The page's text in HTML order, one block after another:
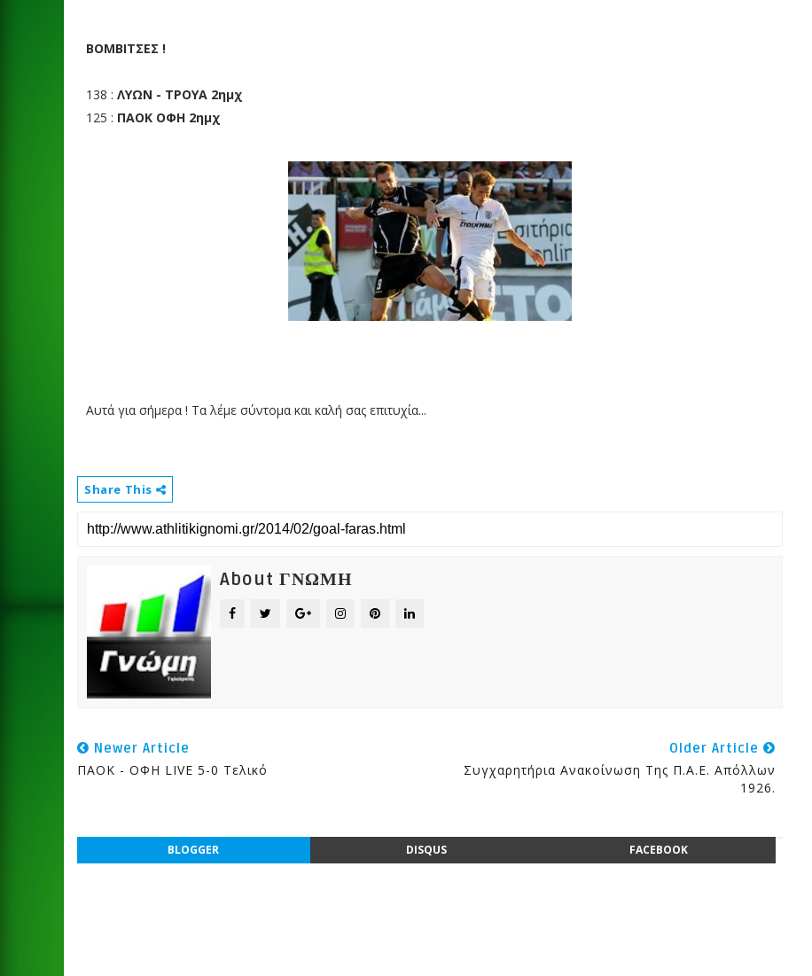
BΟΜΒΙΤΣΕΣ !
138 : ΛΥΩΝ - ΤΡΟΥΑ 2ημχ
125 : ΠΑΟΚ ΟΦΗ 2ημχ
Αυτά για σήμερα ! Τα λέμε σύντομα και καλή σας επιτυχία...
Share This
About ΓΝΩΜΗ
Newer Article
ΠΑΟΚ - ΟΦΗ LIVE 5-0 Τελικό
Older Article
Συγχαρητήρια Ανακοίνωση Της Π.Α.Ε. Απόλλων
1926.
BLOGGER DISQUS FACEBOOK